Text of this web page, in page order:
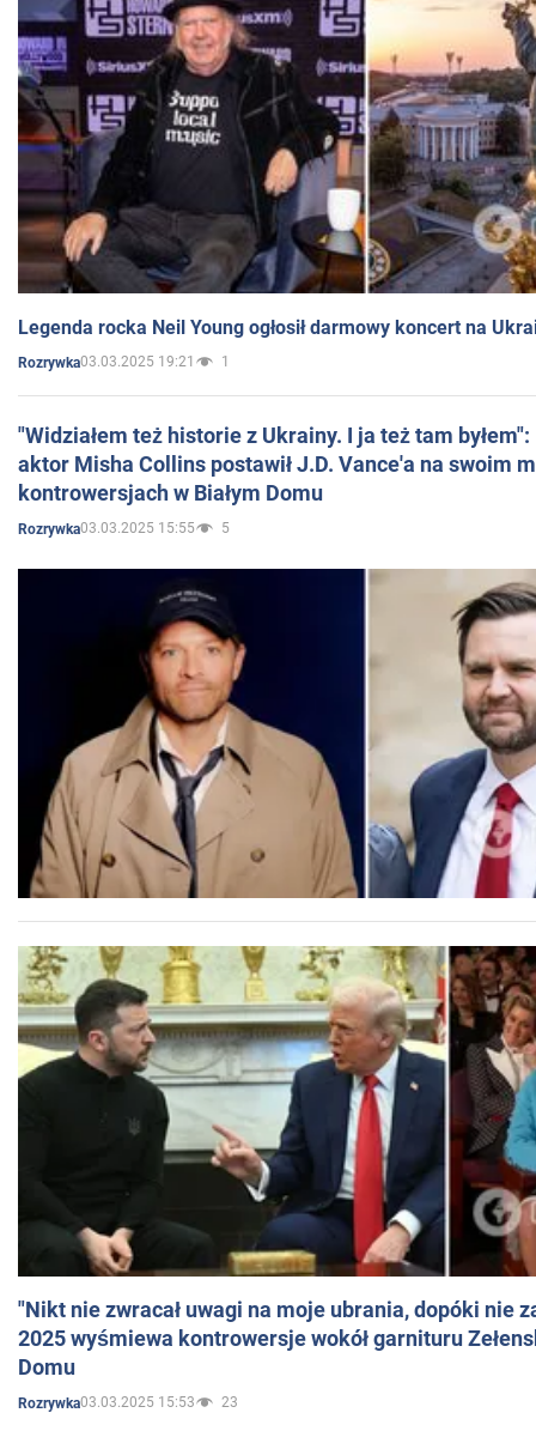
Legenda rocka Neil Young ogłosił darmowy koncert na
Rozrywka03.03.2025 19:21 1
"Widziałem też historie z Ukrainy. I ja też tam
aktor Misha Collins postawił J.D. Vance'a na swoim
kontrowersjach w Białym Domu
Rozrywka03.03.2025 15:55 5
"Nikt nie zwracał uwagi na moje ubrania, dopóki nie
2025 wyśmiewa kontrowersje wokół garnituru
Domu
Rozrywka03.03.2025 15:53 23